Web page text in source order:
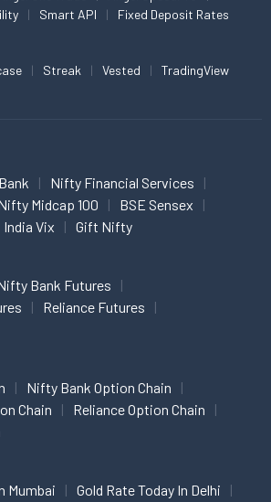
Smart API Fixed Deposit Rates
Streak Vested TradingView
Nifty Financial Services
Midcap 100
BSE Sensex
India Vix Gift Nifty
Bank Futures
Reliance Futures
Nifty Bank Option Chain
Chain
Reliance Option Chain
Mumbai
Gold Rate Today In Delhi